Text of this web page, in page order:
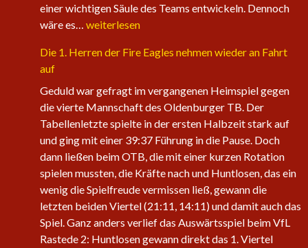
einer wichtigen Säule des Teams entwickeln. Dennoch
wäre es… Saisonabschluss
Herrenteams
weiterlesen
Die 1. Herren der Fire Eagles nehmen wieder an Fahrt
auf
Geduld war gefragt im vergangenen Heimspiel gegen
die vierte Mannschaft des Oldenburger TB. Der
Tabellenletzte spielte in der ersten Halbzeit stark auf
und ging mit einer 39:37 Führung in die Pause. Doch
dann ließen beim OTB, die mit einer kurzen Rotation
spielen mussten, die Kräfte nach und Huntlosen, das ein
wenig die Spielfreude vermissen ließ, gewann die
letzten beiden Viertel (21:11, 14:11) und damit auch das
Spiel. Ganz anders verlief das Auswärtsspiel beim VfL
Rastede 2: Huntlosen gewann direkt das 1. Viertel